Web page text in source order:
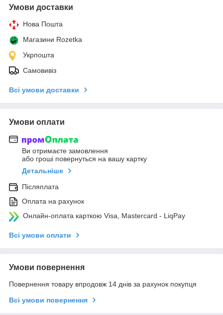
Умови доставки
Нова Пошта
Магазини Rozetka
Укрпошта
Самовивіз
Всі умови доставки
Умови оплати
Ви отримаєте замовлення
або гроші повернуться на вашу картку
Детальніше
Післяплата
Оплата на рахунок
Онлайн-оплата карткою Visa, Mastercard - LiqPay
Всі умови оплати
Умови повернення
Повернення товару впродовж 14 днів за рахунок покупця
Всі умови повернення